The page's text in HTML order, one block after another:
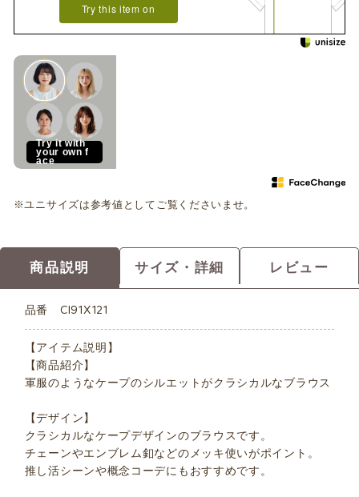
Try this item on
Try it with
your own f
ace
※ユニサイズは参考値としてご覧くださいませ。
商品説明 サイズ・詳細 レビュー
品番 CI91X121
【アイテム説明】
【商品紹介】
軍服のようなケープのシルエットがクラシカルなブラウス
【デザイン】
クラシカルなケープデザインのブラウスです。
チェーンやエンブレム釦などのメッキ使いがポイント。
推し活シーンや概念コーデにもおすすめです。